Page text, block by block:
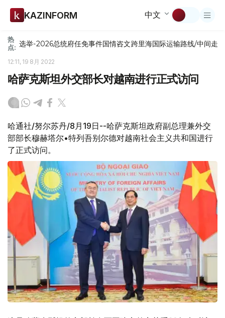
KAZINFORM 中文
热
点: 选举-2026总统府任免事件国情咨文跨里海国际运输路线/中间走廊
12:11, 19 8月 2022
哈萨克斯坦外交部长对越南进行正式访问
哈通社/努尔苏丹/8月19日--哈萨克斯坦政府副总理兼外交
部部长穆赫塔尔•特列吾别尔德对越南社会主义共和国进行
了正式访问。